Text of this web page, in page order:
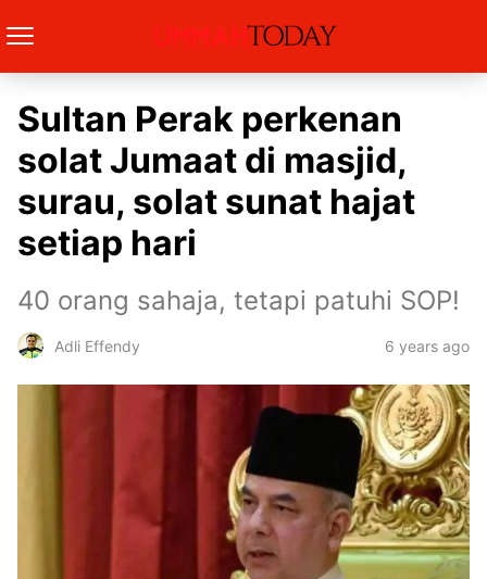
Sultan Perak perkenan
solat Jumaat di masjid,
surau, solat sunat hajat
setiap hari
40 orang sahaja, tetapi patuhi SOP!
Adli Effendy 6 years ago